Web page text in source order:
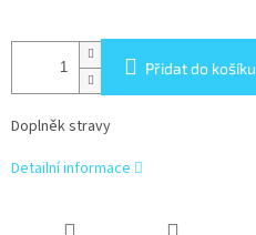
Přidat do košíku
Doplněk stravy
Detailní informace